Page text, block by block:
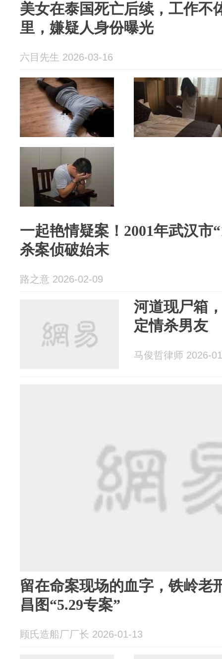
美女在泰国死亡后续，工作不
里，嫌疑人身份曝光
六目先生 2026-03-16
一起艳情疑案！2001年武汉市
杀案侦破始末
路之意 2026-02-09
河道现尸箱
定情杀男友
马俊哲律师 2026-
留在命案现场的血字，铁岭老
昌图“5.29专案”
顾氏造船厂厂长 2026-01-13